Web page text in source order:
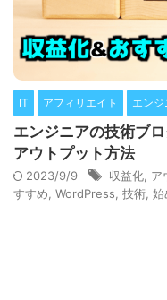
IT アフィリエイト エンジ
エンジニアの技術ブ
アウトプット方法
2023/9/9 収益化 ア
すすめ WordPress 技術 始